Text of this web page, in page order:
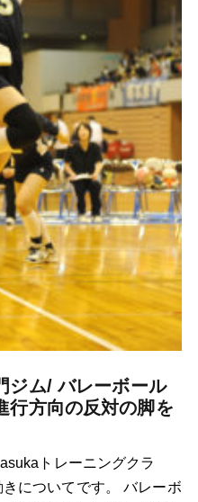
ム/ バレーボール
行方向の反対の脚を
トレーニングクラ
についてです。 バレーボ